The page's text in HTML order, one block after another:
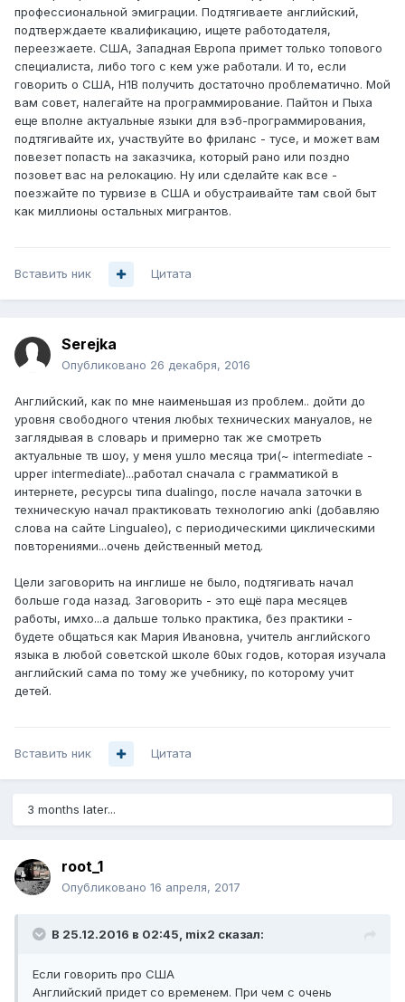
профессиональной эмиграции. Подтягиваете английский,
подтверждаете квалификацию, ищете работодателя,
переезжаете. США, Западная Европа примет только топового
специалиста, либо того с кем уже работали. И то, если
говорить о США, Н1В получить достаточно проблематично. Мой
вам совет, налегайте на программирование. Пайтон и Пыха
еще вполне актуальные языки для вэб-программирования,
подтягивайте их, участвуйте во фриланс - тусе, и может вам
повезет попасть на заказчика, который рано или поздно
позовет вас на релокацию. Ну или сделайте как все -
поезжайте по турвизе в США и обустраивайте там свой быт
как миллионы остальных мигрантов.
Вставить ник Цитата
Serejka
Опубликовано 26 декабря, 2016
Английский, как по мне наименьшая из проблем.. дойти до
уровня свободного чтения любых технических мануалов, не
заглядывая в словарь и примерно так же смотреть
актуальные тв шоу, у меня ушло месяца три(~ intermediate -
upper intermediate)...работал сначала с грамматикой в
интернете, ресурсы типа dualingo, после начала заточки в
техническую начал практиковать технологию anki (добавляю
слова на сайте Lingualeo), с периодическими циклическими
повторениями...очень действенный метод.
Цели заговорить на инглише не было, подтягивать начал
больше года назад. Заговорить - это ещё пара месяцев
работы, имхо...а дальше только практика, без практики -
будете общаться как Мария Ивановна, учитель английского
языка в любой советской школе 60ых годов, которая изучала
английский сама по тому же учебнику, по которому учит
детей.
Вставить ник Цитата
3 months later...
root_1
Опубликовано 16 апреля, 2017
В 25.12.2016 в 02:45, mix2 сказал:
Если говорить про США
Английский придет со временем. При чем с очень